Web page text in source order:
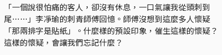
「一個說很怕痛的客人，卻沒有休息，一口氣讓我從頭刺到
尾……」李凈瑜的刺青師傅回憶。師傅沒想到這麼多人懷疑
「那兩排字是貼紙」。什麼樣的預設印象，催生這樣的懷疑？
這樣的懷疑，會讓我們忘記什麼？